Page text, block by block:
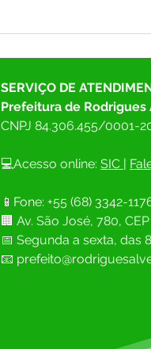
ALVES PROMOVE
MISS E MISTER
IDADE EM NOITE DE
VALORIZAÇÃO
SERVIÇO DE
Prefeitura de
CNPJ 84.306.455/0001-
💻Acesso online: SIC
📱Fone: +55 (68) 3342-
🏢 Av. São José, 780,
📅 Segunda a sexta, das
📧